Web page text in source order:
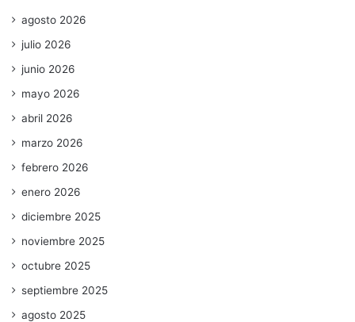
agosto 2026
julio 2026
junio 2026
mayo 2026
abril 2026
marzo 2026
febrero 2026
enero 2026
diciembre 2025
noviembre 2025
octubre 2025
septiembre 2025
agosto 2025